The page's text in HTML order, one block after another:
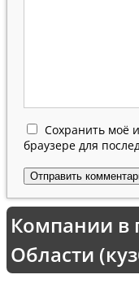
Сохранить моё
браузере для
Компании в
Области